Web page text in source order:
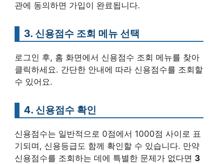
관에 동의하면 가입이 완료됩니다.
3. 신용점수 조회 메뉴 선택
로그인 후, 홈 화면에서 신용점수 조회 메뉴를 찾아
클릭하세요. 간단한 안내에 따라 신용점수를 조회할
수 있어요.
4. 신용점수 확인
신용점수는 일반적으로 0점에서 1000점 사이로 표
기되며, 신용등급도 함께 확인할 수 있습니다. 만약
신용점수를 조회하는 데에 특별한 문제가 없다면 3